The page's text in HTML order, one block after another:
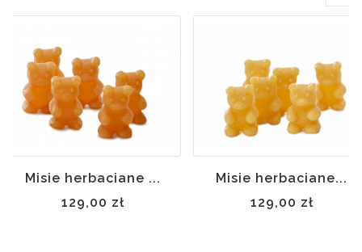
Misie herbaciane ...
129,00 zł
Misie herbaciane...
129,00 zł